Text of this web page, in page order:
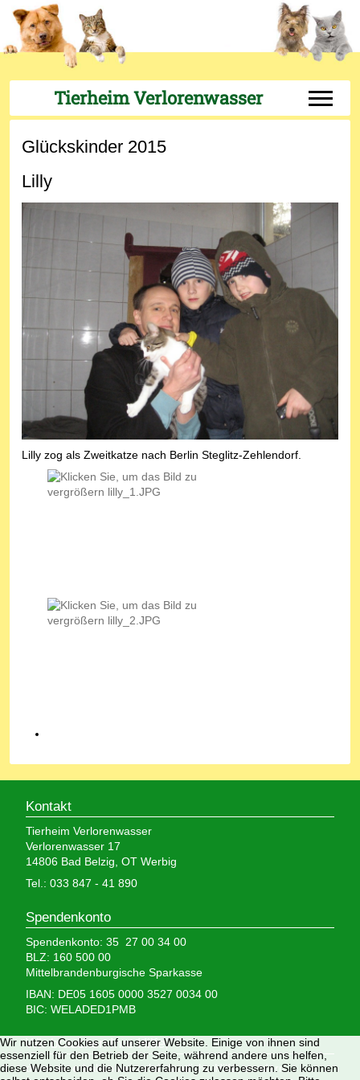
Tierheim Verlorenwasser Off-
Glückskinder 2015
Lilly
Lilly zog als Zweitkatze nach Berlin Steglitz-Zehlendorf.
Kontakt
Tierheim Verlorenwasser
Verlorenwasser 17
14806 Bad Belzig, OT Werbig
Tel.: 033 847 - 41 890
Spendenkonto
Spendenkonto: 35 27 00 34 00
BLZ: 160 500 00
Mittelbrandenburgische Sparkasse
IBAN: DE05 1605 0000 3527 0034 00
BIC: WELADED1PMB
Wir brauchen Ihre Hilfe,
denn wir erhalten keinerlei staatliche Hilfe, sondern
Wir nutzen Cookies auf unserer Website. Einige von ihnen sind
essenziell für den Betrieb der Seite, während andere uns helfen,
diese Website und die Nutzererfahrung zu verbessern. Sie können